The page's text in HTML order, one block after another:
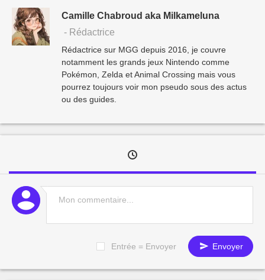
Camille Chabroud aka Milkameluna
- Rédactrice
Rédactrice sur MGG depuis 2016, je couvre
notamment les grands jeux Nintendo comme
Pokémon, Zelda et Animal Crossing mais vous
pourrez toujours voir mon pseudo sous des actus
ou des guides.
Entrée = Envoyer Envoyer